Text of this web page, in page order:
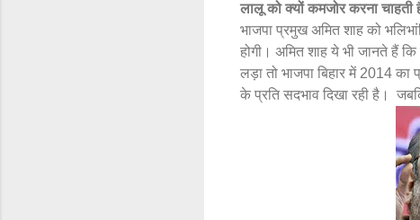
लालू को क्यों कमजोर करना चाहती
भाजपा प्रमुख अमित शाह को
होगी। अमित शाह ये भी जानते हैं
लड़ा तो भाजपा बिहार में 2014 का
के प्रति सदभाव दिखा रही है।